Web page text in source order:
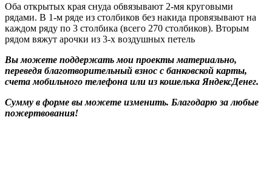
Оба открытых края снуда обвязывают 2-мя круговыми
рядами. В 1-м ряде из столбиков без накида провязывают на
каждом ряду по 3 столбика (всего 270 столбиков). Вторым
рядом вяжут арочки из 3-х воздушных петель
Вы можете поддержать мои проекты материально,
переведя благотворительный взнос с банковской карты,
счета мобильного телефона или из кошелька ЯндексДенег.
Сумму в форме вы можете изменить. Благодарю за любые
пожертвования!